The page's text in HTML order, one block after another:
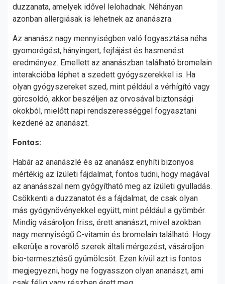
duzzanata, amelyek idővel lelohadnak. Néhányan
azonban allergiásak is lehetnek az ananászra.
Az ananász nagy mennyiségben való fogyasztása néha
gyomorégést, hányingert, fejfájást és hasmenést
eredményez. Emellett az ananászban található bromelain
interakcióba léphet a szedett gyógyszerekkel is. Ha
olyan gyógyszereket szed, mint például a vérhígító vagy
görcsoldó, akkor beszéljen az orvosával biztonsági
okokból, mielőtt napi rendszerességgel fogyasztani
kezdené az ananászt.
Fontos:
Habár az ananászlé és az ananász enyhíti bizonyos
mértékig az ízületi fájdalmat, fontos tudni, hogy magával
az ananásszal nem gyógyítható meg az ízületi gyulladás.
Csökkenti a duzzanatot és a fájdalmat, de csak olyan
más gyógynövényekkel együtt, mint például a gyömbér.
Mindig vásároljon friss, érett ananászt, mivel azokban
nagy mennyiségű C-vitamin és bromelain található. Hogy
elkerülje a rovarölő szerek általi mérgezést, vásároljon
bio-termesztésű gyümölcsöt. Ezen kívül azt is fontos
megjegyezni, hogy ne fogyasszon olyan ananászt, ami